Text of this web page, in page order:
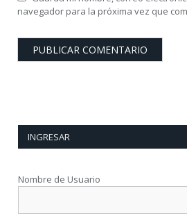
navegador para la próxima vez que
INGRESAR
Nombre de Usuario